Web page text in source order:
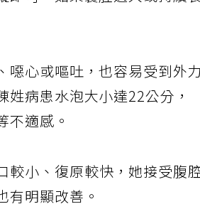
心或嘔吐，也容易受到外力
病患水泡大小達22公分，
不適感。
較小、復原較快，她接受腹
明顯改善。